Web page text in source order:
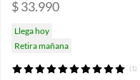
$ 33.990
Llega hoy
Retira mañana
(1)